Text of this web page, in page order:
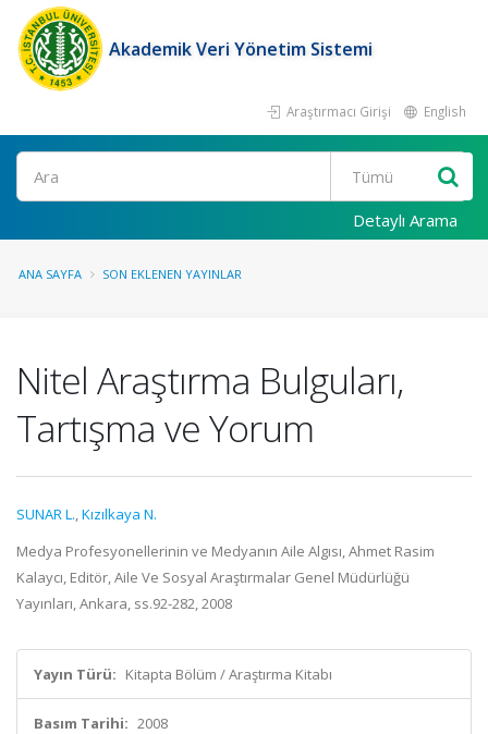
Akademik Veri Yönetim Sistemi
Araştırmacı Girişi English
Ara
Detaylı Arama
ANA SAYFA SON EKLENEN YAYINLAR
Nitel Araştırma Bulguları,
Tartışma ve Yorum
SUNAR L.,Kızılkaya N.
Medya Profesyonellerinin ve Medyanın Aile Algısı, Ahmet Rasim
Kalaycı, Editör, Aile Ve Sosyal Araştırmalar Genel Müdürlüğü
Yayınları, Ankara, ss.92-282, 2008
Yayın Türü: Kitapta Bölüm / Araştırma Kitabı
Basım Tarihi: 2008